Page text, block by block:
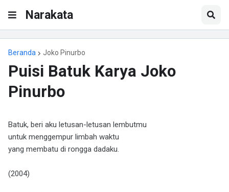
Narakata
Beranda Joko Pinurbo
Puisi Batuk Karya Joko
Pinurbo
Batuk, beri aku letusan-letusan lembutmu
untuk menggempur limbah waktu
yang membatu di rongga dadaku.
(2004)